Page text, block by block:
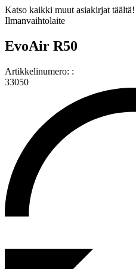
Katso kaikki muut asiakirjat täältä!
Ilmanvaihtolaite
EvoAir R50
Artikkelinumero: :
33050